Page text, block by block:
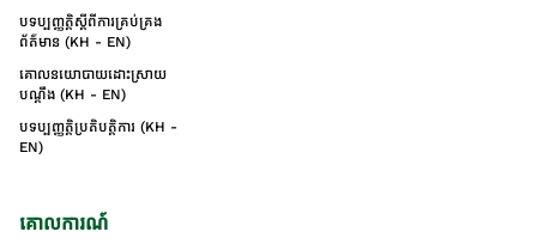
បទប្បញ្ញត្តិស្តីពីការគ្រប់គ្រង
ព័ត៌មាន (KH - EN)
គោលនយោបាយដោះស្រាយ
បណ្ដឹង (KH - EN)
បទប្បញ្ញត្តិប្រតិបត្តិការ (KH -
EN)
គោលការណ៍